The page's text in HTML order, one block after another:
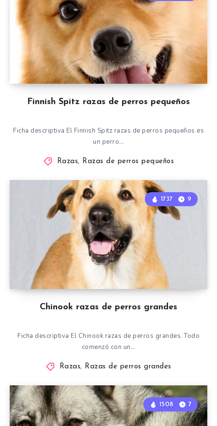
Finnish Spitz razas de perros pequeños
Ficha descriptiva El Finnish Spitz razas de perros pequeños es
un perro…
Razas, Razas de perros pequeños
Chinook razas de perros grandes
1737 9
Ficha descriptiva El Chinook razas de perros grandes. Todo
comenzó con un…
Razas, Razas de perros grandes
1508 7